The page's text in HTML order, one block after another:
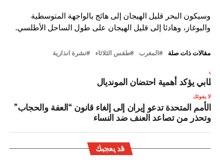
وسيكون البحر قليل الهيجان إلى هائج بالواجهة المتوسطية
والبوغاز، وهادئا إلى قليل الهيجان على طول الساحل الأطلسي.
مقالات ذات صلة المغرب طقس الثلاثاء نشرة انذارية
يؤكد أهمية احتضان المونديال
لا يفوتك
الأمم المتحدة تدعو إيران إلى إلغاء قانون “العفة والحجاب”
وتحذر من تصاعد العنف ضد النساء
قد يعجبك